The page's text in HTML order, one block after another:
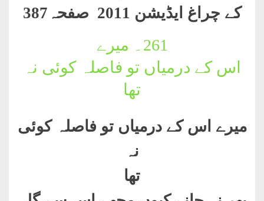
کلام
کے چراغ ایڈیشن 2011 صفحہ387
261۔
میرے
اس کے درمیاں تو فاصلہ کوئی نہ
تھا
میرے اس کے درمیاں تو فاصلہ کوئی
نہ
تھا